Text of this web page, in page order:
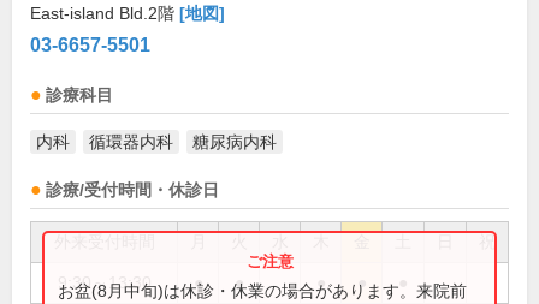
East-island Bld.2階 [地図]
03-6657-5501
診療科目
内科 循環器内科 糖尿病内科
診療/受付時間・休診日
祝
9:30～13:30 ● ● ● ●
お盆(8月中旬)は休診・休業の場合があります。来院前